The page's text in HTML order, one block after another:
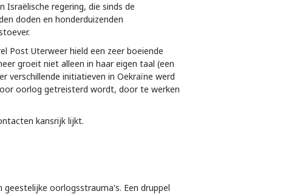
regering, die sinds de
doden en honderduizenden
Post Uterweer hield een zeer boeiende
groeit niet alleen in haar eigen taal (een
verschillende initiatieven in Oekraïne werd
oorlog getreisterd wordt, door te werken
kansrijk lijkt.
oorlogsstrauma's. Een druppel